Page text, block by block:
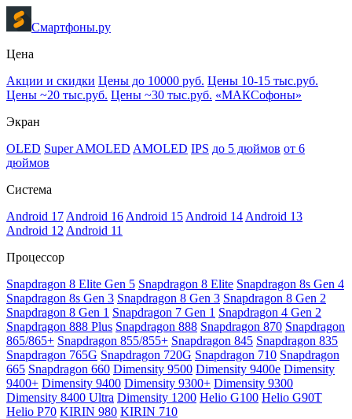
Смартфоны.ру
Цена
Акции и скидки Цены до 10000 руб. Цены 10-15 тыс.руб.
Цены ~20 тыс.руб. Цены ~30 тыс.руб. «МАКСофоны»
Экран
OLED Super AMOLED AMOLED IPS до 5 дюймов от 6
дюймов
Система
Android 17 Android 16 Android 15 Android 14 Android 13
Android 12 Android 11
Процессор
Snapdragon 8 Elite Gen 5 Snapdragon 8 Elite Snapdragon 8s Gen 4
Snapdragon 8s Gen 3 Snapdragon 8 Gen 3 Snapdragon 8 Gen 2
Snapdragon 8 Gen 1 Snapdragon 7 Gen 1 Snapdragon 4 Gen 2
Snapdragon 888 Plus Snapdragon 888 Snapdragon 870 Snapdragon
865/865+ Snapdragon 855/855+ Snapdragon 845 Snapdragon 835
Snapdragon 765G Snapdragon 720G Snapdragon 710 Snapdragon
665 Snapdragon 660 Dimensity 9500 Dimensity 9400e Dimensity
9400+ Dimensity 9400 Dimensity 9300+ Dimensity 9300
Dimensity 8400 Ultra Dimensity 1200 Helio G100 Helio G90T
Helio P70 KIRIN 980 KIRIN 710